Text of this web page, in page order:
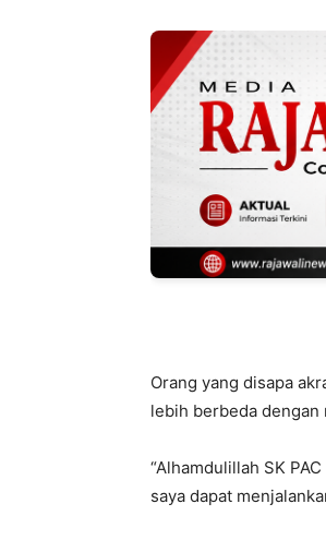
Orang yang disapa
lebih berbeda dengan
“Alhamdulillah SK
saya dapat